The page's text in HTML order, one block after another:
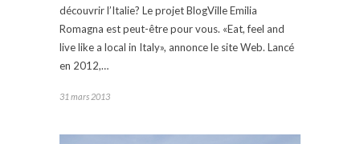
découvrir l’Italie? Le projet BlogVille Emilia
Romagna est peut-être pour vous. «Eat, feel and
live like a local in Italy», annonce le site Web. Lancé
en 2012,…
31 mars 2013